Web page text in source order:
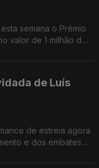
semana o Prémio
valor de 1 milhão de
de Luís
de estreia agora
e dos embates